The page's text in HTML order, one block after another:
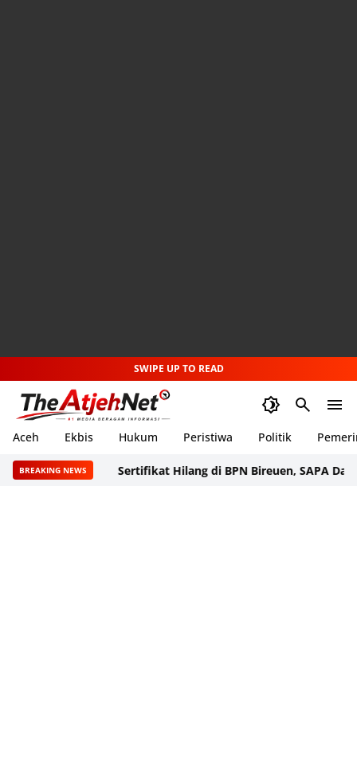
SWIPE UP TO READ
Aceh Ekbis Hukum Peristiwa Politik
BREAKING NEWSSertifikat Hilang di BPN Bireuen, SAPA Dampingi